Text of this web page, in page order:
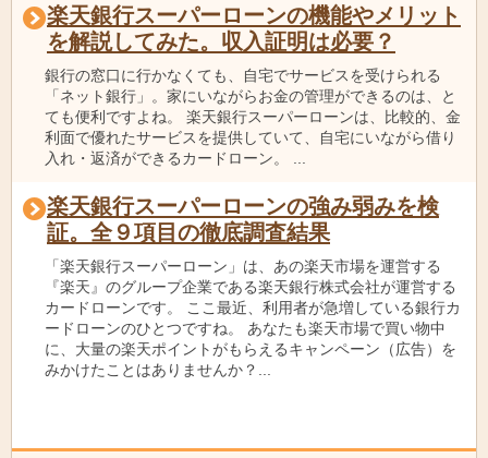
楽天銀行スーパーローンの機能やメリット
を解説してみた。収入証明は必要？
銀行の窓口に行かなくても、自宅でサービスを受けられる
「ネット銀行」。家にいながらお金の管理ができるのは、と
ても便利ですよね。 楽天銀行スーパーローンは、比較的、金
利面で優れたサービスを提供していて、自宅にいながら借り
入れ・返済ができるカードローン。 ...
楽天銀行スーパーローンの強み弱みを検
証。全９項目の徹底調査結果
「楽天銀行スーパーローン」は、あの楽天市場を運営する
『楽天』のグループ企業である楽天銀行株式会社が運営する
カードローンです。 ここ最近、利用者が急増している銀行カ
ードローンのひとつですね。 あなたも楽天市場で買い物中
に、大量の楽天ポイントがもらえるキャンペーン（広告）を
みかけたことはありませんか？...